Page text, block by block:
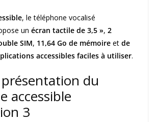
, le téléphone vocalisé
un écran tactile de 3,5 », 2
SIM, 11,64 Go de mémoire et de
accessibles faciles à utiliser.
du
accessible
3